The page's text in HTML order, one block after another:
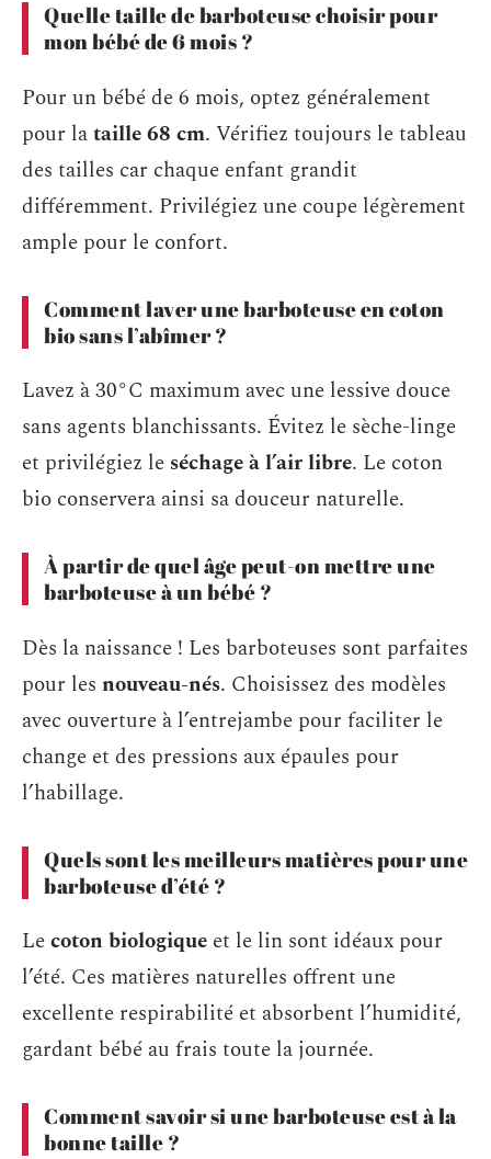
Quelle taille de barboteuse choisir pour
mon bébé de 6 mois ?
Pour un bébé de 6 mois, optez généralement
pour lataille 68 cm. Vérifiez toujours le tableau
des tailles car chaque enfant grandit
différemment. Privilégiez une coupe légèrement
ample pour le confort.
Comment laver une barboteuse en coton
bio sans l’abîmer ?
Lavez à 30°C maximum avec une lessive douce
sans agents blanchissants. Évitez le sèche-linge
et privilégiez le séchage à l’air libre. Le coton
bio conservera ainsi sa douceur naturelle.
À partir de quel âge peut-on mettre une
barboteuse à un bébé ?
Dès la naissance ! Les barboteuses sont parfaites
pour les nouveau-nés. Choisissez des modèles
avec ouverture à l’entrejambe pour faciliter le
change et des pressions aux épaules pour
l’habillage.
Quels sont les meilleurs matières pour une
barboteuse d’été ?
Lecoton biologique et le lin sont idéaux pour
l’été. Ces matières naturelles offrent une
excellente respirabilité et absorbent l’humidité,
gardant bébé au frais toute la journée.
Comment savoir si une barboteuse est à la
bonne taille ?